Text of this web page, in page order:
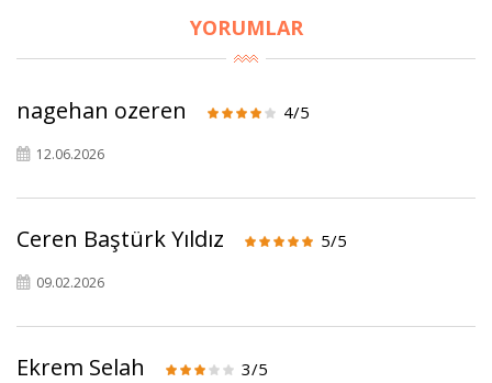
YORUMLAR
nagehan ozeren 4/5
12.06.2026
Ceren Baştürk Yıldız 5/5
09.02.2026
Ekrem Selah 3/5
×
2690,00 TL
Zeytinyağı (5lt, Soğuk